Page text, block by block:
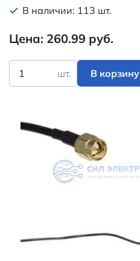
В наличии: 113 шт.
Цена: 260.99 руб.
шт. В корзину